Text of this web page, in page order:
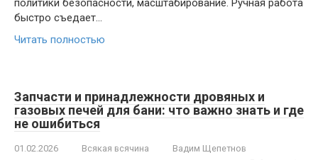
политики безопасности, масштабирование. Ручная работа
быстро съедает…
Читать полностью
Запчасти и принадлежности дровяных и
газовых печей для бани: что важно знать и где
не ошибиться
01.02.2026 Всякая всячина
Вадим Щепетнов